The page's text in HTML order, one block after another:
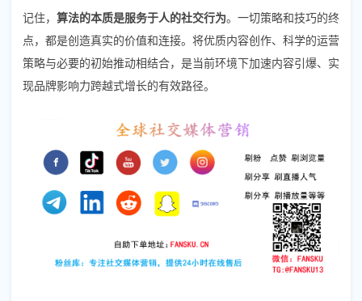
记住， 算法的本质是服务于人的社交行为。一切策略和技巧的终
点，都是创造真实的价值和连接。将优质内容创作、科学的运营
策略与必要的初始推动相结合，是当前环境下加速内容引爆、实
现品牌影响力跨越式增长的有效路径。